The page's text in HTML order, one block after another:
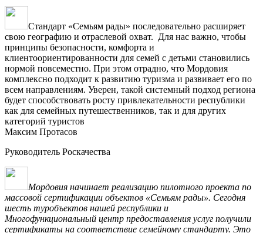
Стандарт «Семьям рады» последовательно расширяет
свою географию и отраслевой охват. Для нас важно, чтобы
принципы безопасности, комфорта и
клиентоориентированности для семей с детьми становились
нормой повсеместно. При этом отрадно, что Мордовия
комплексно подходит к развитию туризма и развивает его по
всем направлениям. Уверен, такой системный подход региона
будет способствовать росту привлекательности республики
как для семейных путешественников, так и для других
категорий туристов
Максим Протасов
Руководитель Роскачества
Мордовия начинает реализацию пилотного проекта по
массовой сертификации объектов «Семьям рады». Сегодня
шесть туробъектов нашей республики и
Многофункциональный центр предоставления услуг получили
сертификаты на соответствие семейному стандарту. Это